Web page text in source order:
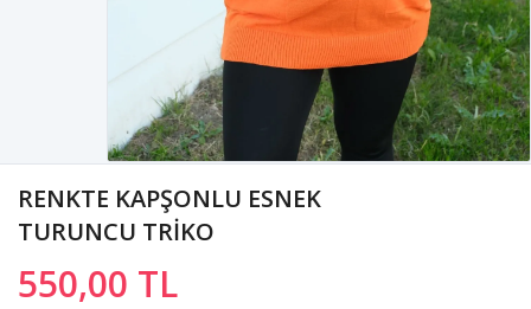
RENKTE KAPŞONLU ESNEK
TURUNCU TRİKO
550,00 TL